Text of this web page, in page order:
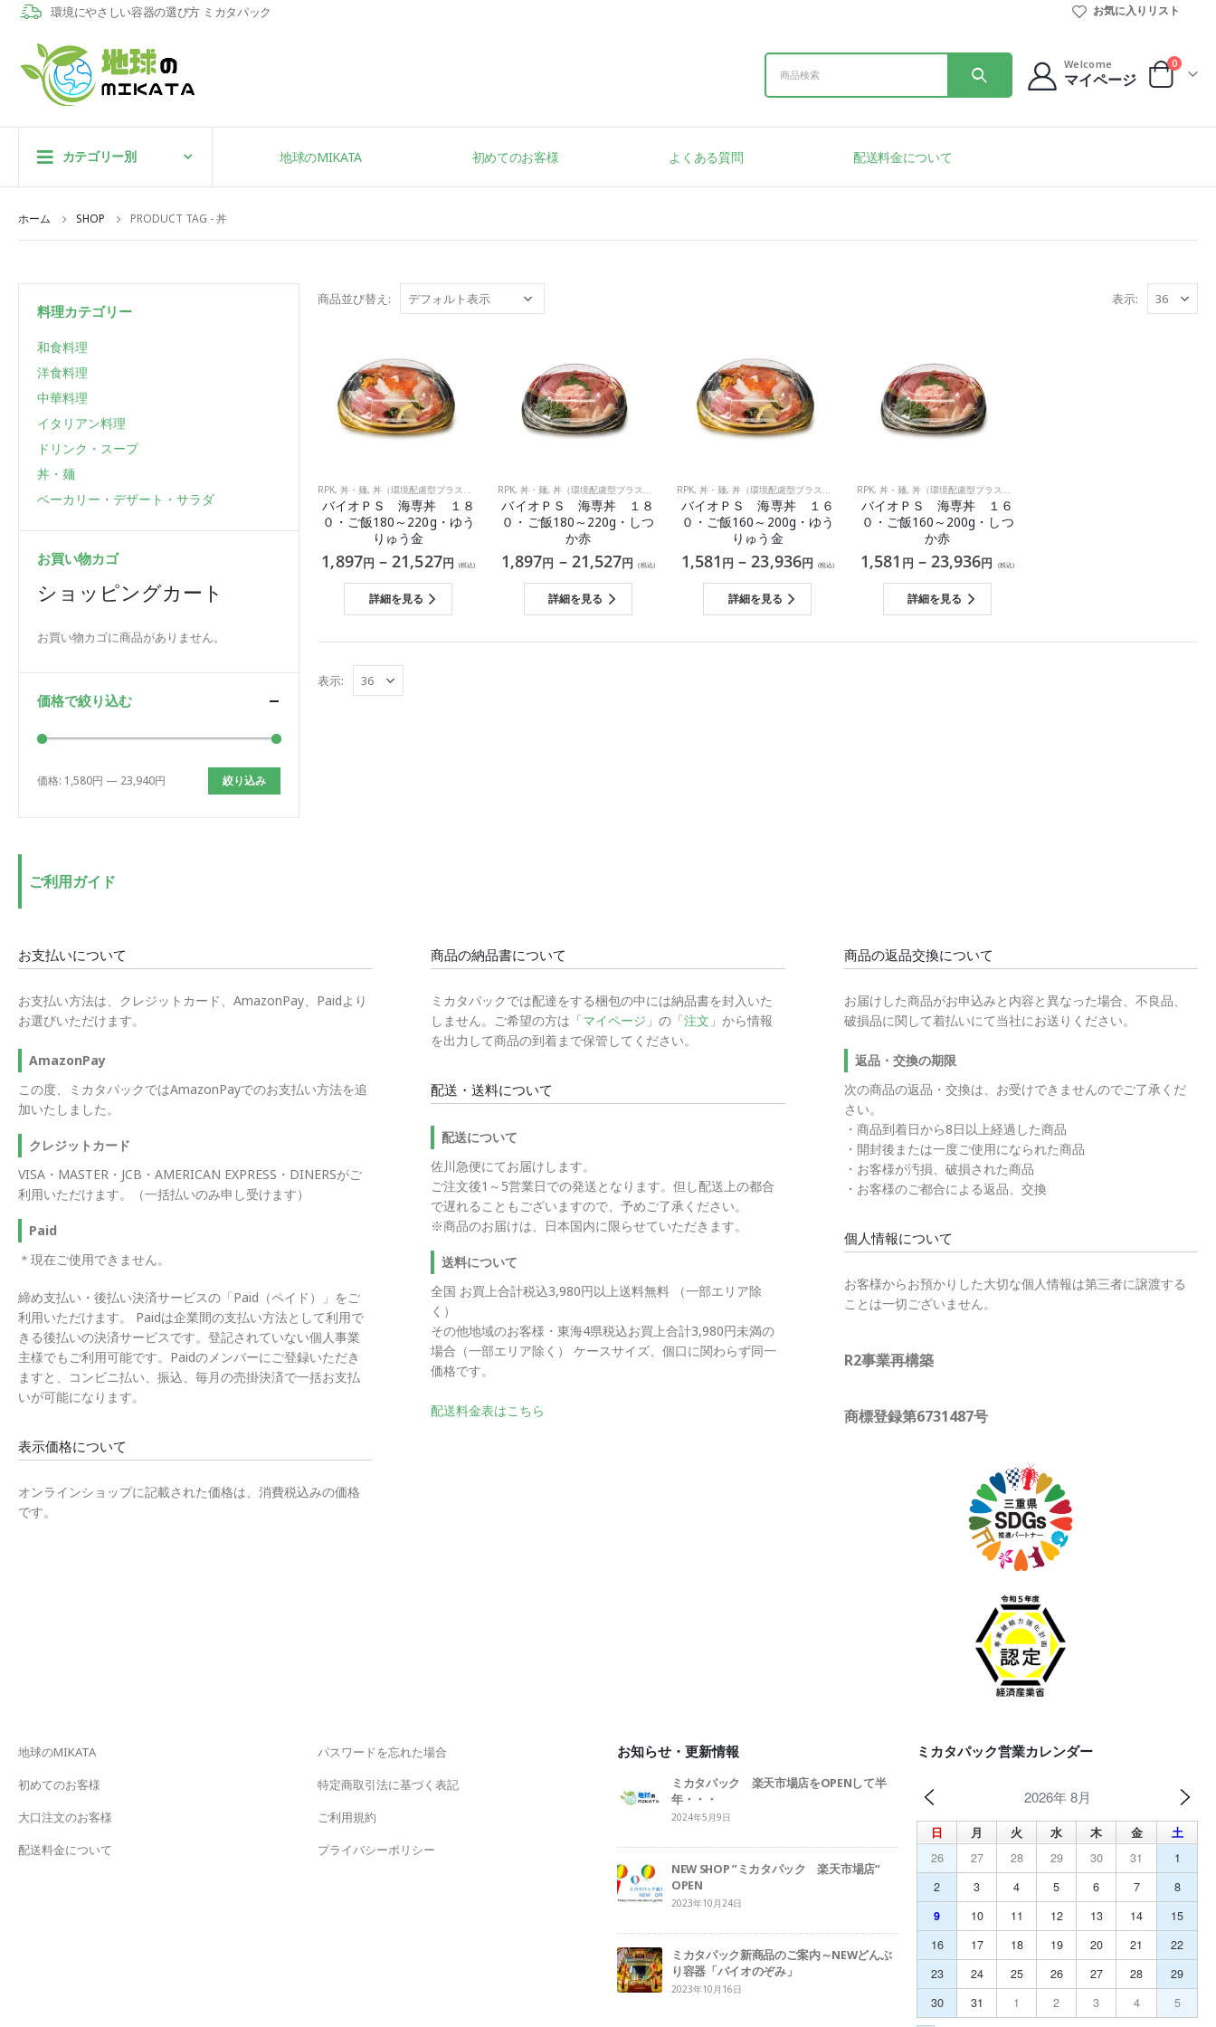
環境にやさしい容器の選び方 ミカタパック お気に入りリスト
Welcome
マイページ
0
カテゴリー別 地球のMIKATA 初めてのお客様 よくある質問 配送料金について
ホーム SHOP PRODUCT TAG -丼
商品並び替え: 表示:
RPK, 丼・麺, 丼（環境配慮型プラスチック）
バイオＰＳ 海専丼 １８
０・ご飯180～220g・ゆう
りゅう金
1,897円 –21,527円 (税込)
詳細を見る
RPK, 丼・麺, 丼（環境配慮型プラスチック）
バイオＰＳ 海専丼 １８
０・ご飯180～220g・しつ
か赤
1,897円 – 21,527円 (税込)
詳細を見る
RPK,丼・麺,丼（環境配慮型プラスチック）
バイオＰＳ 海専丼 １６
０・ご飯160～200g・ゆう
りゅう金
1,581 円 –23,936円 (税込)
詳細を見る
RPK, 丼・麺, 丼（環境配慮型プラスチック）
バイオＰＳ 海専丼 １６
０・ご飯160～200g・しつ
か赤
1,581 円 – 23,936円 (税込)
詳細を見る
表示:
料理カテゴリー
和食料理
洋食料理
中華料理
イタリアン料理
ドリンク・スープ
丼・麺
ベーカリー・デザート・サラダ
お買い物カゴ
ショッピングカート
お買い物カゴに商品がありません。
価格で絞り込む
最
最
絞り込み
価格: 1,580円 — 23,940円
ご利用ガイド
お支払いについて
お支払い方法は、クレジットカード、AmazonPay、Paidより
お選びいただけます。
AmazonPay
この度、ミカタパックではAmazonPayでのお支払い方法を追
加いたしました。
クレジットカード
VISA・MASTER・JCB・AMERICAN EXPRESS・DINERSがご
利用いただけます。（一括払いのみ申し受けます）
Paid
＊現在ご使用できません。
締め支払い・後払い決済サービスの「Paid（ペイド）」をご
利用いただけます。 Paidは企業間の支払い方法として利用で
きる後払いの決済サービスです。登記されていない個人事業
主様でもご利用可能です。Paidのメンバーにご登録いただき
ますと、コンビニ払い、振込、毎月の売掛決済で一括お支払
いが可能になります。
表示価格について
オンラインショップに記載された価格は、消費税込みの価格
です。
商品の納品書について
ミカタパックでは配達をする梱包の中には納品書を封入いた
しません。ご希望の方は「マイページ 」の「注文 」から情報
を出力して商品の到着まで保管してください。
配送・送料について
配送について
佐川急便にてお届けします。
ご注文後1～5営業日での発送となります。但し配送上の都合
で遅れることもございますので、予めご了承ください。
※商品のお届けは、日本国内に限らせていただきます。
送料について
全国 お買上合計税込3,980円以上送料無料 （一部エリア除
く）
その他地域のお客様・東海4県税込お買上合計3,980円未満の
場合（一部エリア除く） ケースサイズ、個口に関わらず同一
価格です。
配送料金表はこちら
商品の返品交換について
お届けした商品がお申込みと内容と異なった場合、不良品、
破損品に関して着払いにて当社にお送りください。
返品・交換の期限
次の商品の返品・交換は、お受けできませんのでご了承くだ
さい。
・商品到着日から8日以上経過した商品
・開封後または一度ご使用になられた商品
・お客様が汚損、破損された商品
・お客様のご都合による返品、交換
個人情報について
お客様からお預かりした大切な個人情報は第三者に譲渡する
ことは一切ございません。
R2事業再構築
商標登録第6731487号
地球のMIKATA
初めてのお客様
大口注文のお客様
配送料金について
パスワードを忘れた場合
特定商取引法に基づく表記
ご利用規約
プライバシーポリシー
お知らせ・更新情報
ミカタパック 楽天市場店をOPENして半
年・・・
2024年5月9日
NEW SHOP ”ミカタパック 楽天市場店”
OPEN
2023年10月24日
ミカタパック新商品のご案内～NEWどんぶ
り容器「バイオのぞみ」
2023年10月16日
ミカタパック営業カレンダー
2026年 8月
日 月 火 水 木 金
土
26
27 28 29 30 31
1
2
3 4 5 6 7
8
9
10 11 12 13 14
15
16
17 18 19 20 21
22
23
24 25 26 27 28
29
30
31 1 2 3 4 5